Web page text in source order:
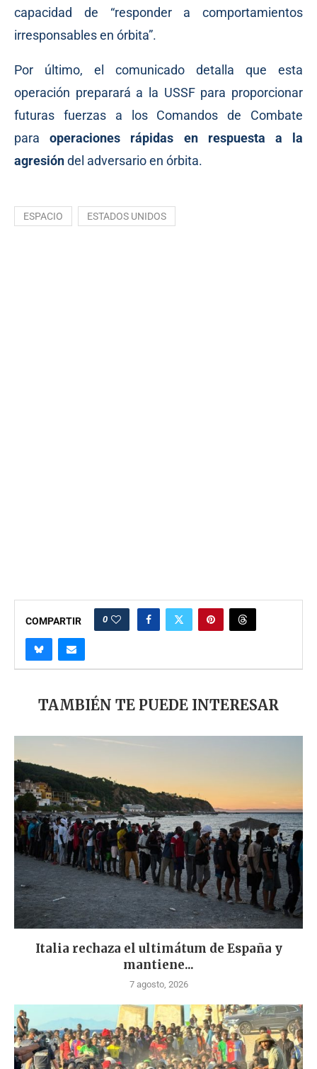
capacidad de “responder a comportamientos
irresponsables en órbita”.
Por último, el comunicado detalla que esta
operación preparará a la USSF para proporcionar
futuras fuerzas a los Comandos de Combate
paraoperaciones rápidas en respuesta a la
agresióndel adversario en órbita.
ESPACIO ESTADOS UNIDOS
COMPARTIR 0
TAMBIÉN TE PUEDE INTERESAR
Italia rechaza el ultimátum de España y
mantiene...
7 agosto, 2026